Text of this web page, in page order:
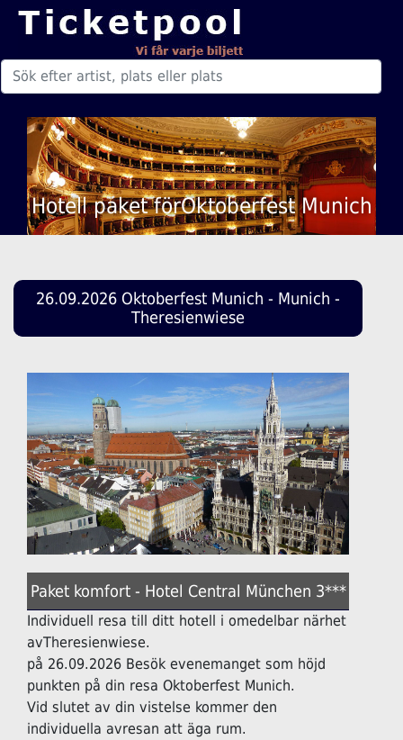
Hotell paket förOktoberfest Munich
26.09.2026 Oktoberfest Munich - Munich -
Theresienwiese
Paket komfort - Hotel Central München 3***
Individuell resa till ditt hotell i omedelbar närhet
avTheresienwiese.
på 26.09.2026 Besök evenemanget som höjd
punkten på din resa Oktoberfest Munich.
Vid slutet av din vistelse kommer den
individuella avresan att äga rum.